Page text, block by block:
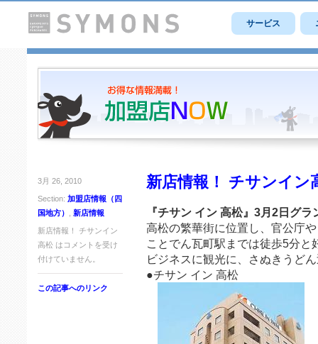
サービス
3月 26, 2010
Section: 加盟店情報（四
国地方）
新店情報
新店情報！ チサンイン
高松 は コメントを受け
付けていません。
この記事へのリンク
新店情報！ チサンイン
『チサン イン 高松』3月2日グラ
高松の繁華街に位置し、官公庁
ことでん瓦町駅までは徒歩5分と
ビジネスに観光に、さぬきうど
●チサン イン 高松